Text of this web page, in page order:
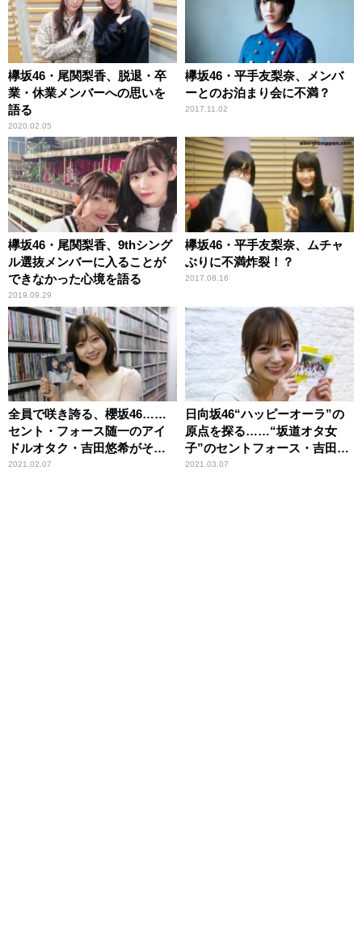
欅坂46・尾関梨香、脱退・卒
業・休業メンバーへの思いを
語る
2020.02.05
欅坂46・平手友梨奈、メンバ
ーとのお泊まり会に不満？
2017.11.02
欅坂46・尾関梨香、9thシング
ル選抜メンバーに入ることが
できなかった心境を語る
2019.09.29
欅坂46・平手友梨奈、ムチャ
ぶりに不満炸裂！？
2017.08.16
全員で咲き誇る、櫻坂46……
セント・フォース随一のアイ
ドルオタク・吉田悠希がその
魅力を解き明かす
2021.02.07
日向坂46“ハッピーオーラ”の
原点を探る……“坂道オタ女
子”のセントフォース・吉田悠
希が思索
2021.03.07